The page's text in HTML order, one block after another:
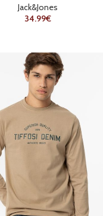
Jack&Jones
34.99€